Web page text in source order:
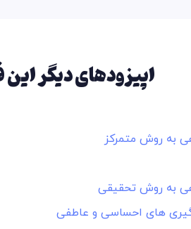
اپیزودهای دیگر
به روش متمرکز
به روش تحقیقی
های احساسی و عاطفی